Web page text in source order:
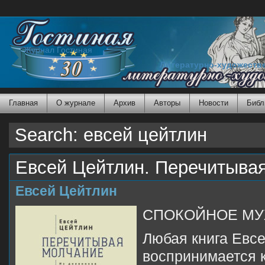
Журнал Гостиная
Литературно-
Главная О журнале Архив Авторы Новости
Search: евсей цейтлин
Евсей Цейтлин.
Евсей Цейтлин
СПОКОЙНОЕ
Любая книга
воспринимается